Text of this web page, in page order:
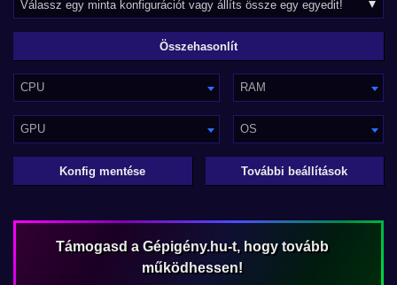
CPU RAM
GPU OS
Konfig mentése További beállítások
Támogasd a Gépigény.hu-t, hogy tovább
működhessen!